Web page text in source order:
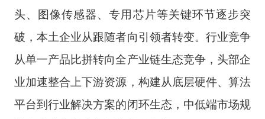
头、图像传感器、专用芯片等关键环节逐步突
破，本土企业从跟随者向引领者转变。行业竞争
从单一产品比拼转向全产业链生态竞争，头部企
业加速整合上下游资源，构建从底层硬件、算法
平台到行业解决方案的闭环生态，中低端市场规